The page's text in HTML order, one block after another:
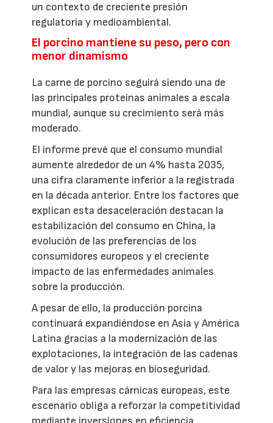
un contexto de creciente presión
regulatoria y medioambiental.
El porcino mantiene su peso, pero con
menor dinamismo
La carne de porcino seguirá siendo una de
las principales proteínas animales a escala
mundial, aunque su crecimiento será más
moderado.
El informe prevé que el consumo mundial
aumente alrededor de un 4% hasta 2035,
una cifra claramente inferior a la registrada
en la década anterior. Entre los factores que
explican esta desaceleración destacan la
estabilización del consumo en China, la
evolución de las preferencias de los
consumidores europeos y el creciente
impacto de las enfermedades animales
sobre la producción.
A pesar de ello, la producción porcina
continuará expandiéndose en Asia y América
Latina gracias a la modernización de las
explotaciones, la integración de las cadenas
de valor y las mejoras en bioseguridad.
Para las empresas cárnicas europeas, este
escenario obliga a reforzar la competitividad